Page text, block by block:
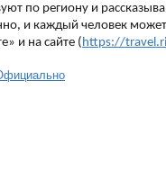
по региону и
и каждый человек
и на сайте ( https://